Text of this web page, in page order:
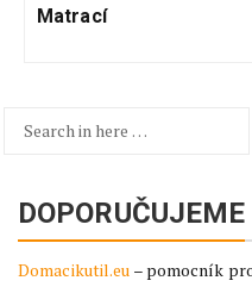
Matrací
Search
DOPORUČUJEME
Domacikutil.eu – pomocník